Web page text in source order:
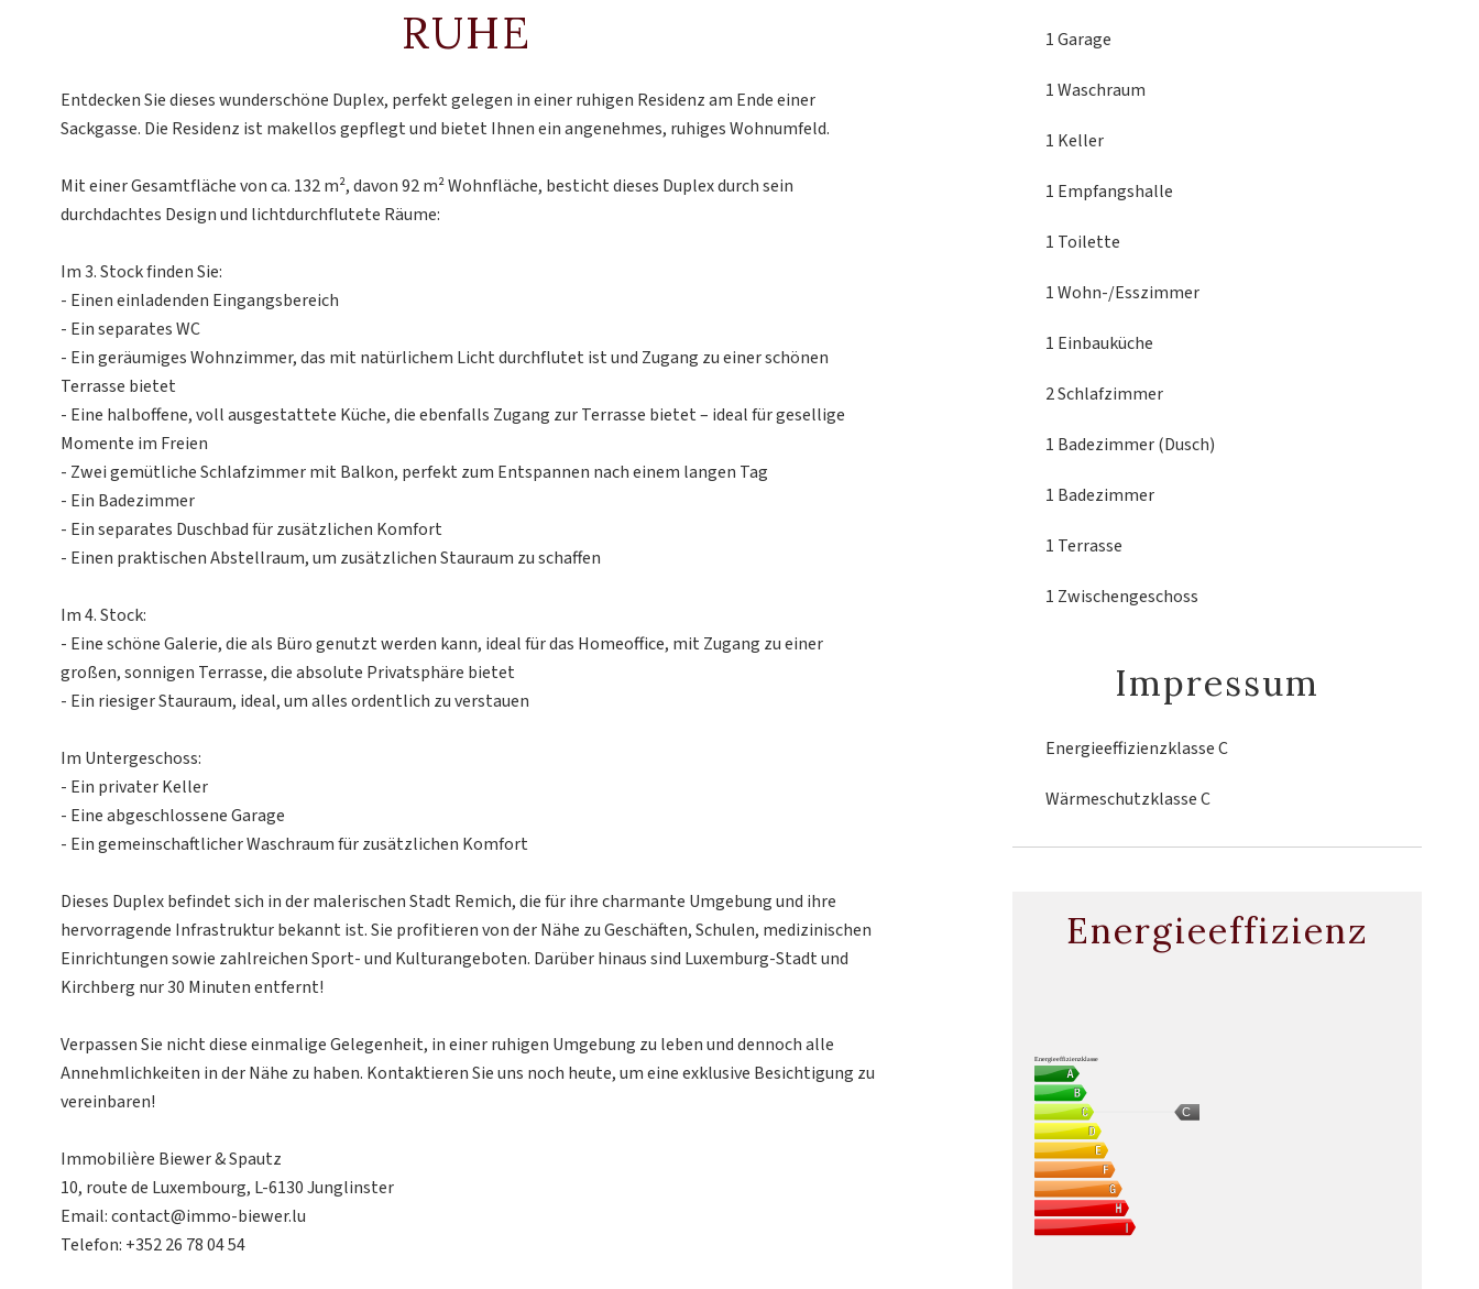
RUHE
Entdecken Sie dieses wunderschöne Duplex, perfekt gelegen in einer ruhigen Residenz am Ende einer
Sackgasse. Die Residenz ist makellos gepflegt und bietet Ihnen ein angenehmes, ruhiges Wohnumfeld.
Mit einer Gesamtfläche von ca. 132 m², davon 92 m² Wohnfläche, besticht dieses Duplex durch sein
durchdachtes Design und lichtdurchflutete Räume:
Im 3. Stock finden Sie:
- Einen einladenden Eingangsbereich
- Ein separates WC
- Ein geräumiges Wohnzimmer, das mit natürlichem Licht durchflutet ist und Zugang zu einer schönen
Terrasse bietet
- Eine halboffene, voll ausgestattete Küche, die ebenfalls Zugang zur Terrasse bietet – ideal für gesellige
Momente im Freien
- Zwei gemütliche Schlafzimmer mit Balkon, perfekt zum Entspannen nach einem langen Tag
- Ein Badezimmer
- Ein separates Duschbad für zusätzlichen Komfort
- Einen praktischen Abstellraum, um zusätzlichen Stauraum zu schaffen
Im 4. Stock:
- Eine schöne Galerie, die als Büro genutzt werden kann, ideal für das Homeoffice, mit Zugang zu einer
großen, sonnigen Terrasse, die absolute Privatsphäre bietet
- Ein riesiger Stauraum, ideal, um alles ordentlich zu verstauen
Im Untergeschoss:
- Ein privater Keller
- Eine abgeschlossene Garage
- Ein gemeinschaftlicher Waschraum für zusätzlichen Komfort
Dieses Duplex befindet sich in der malerischen Stadt Remich, die für ihre charmante Umgebung und ihre
hervorragende Infrastruktur bekannt ist. Sie profitieren von der Nähe zu Geschäften, Schulen, medizinischen
Einrichtungen sowie zahlreichen Sport- und Kulturangeboten. Darüber hinaus sind Luxemburg-Stadt und
Kirchberg nur 30 Minuten entfernt!
Verpassen Sie nicht diese einmalige Gelegenheit, in einer ruhigen Umgebung zu leben und dennoch alle
Annehmlichkeiten in der Nähe zu haben. Kontaktieren Sie uns noch heute, um eine exklusive Besichtigung zu
vereinbaren!
Immobilière Biewer & Spautz
10, route de Luxembourg, L-6130 Junglinster
Email: contact@immo-biewer.lu
Telefon: +352 26 78 04 54
1 Garage
1 Waschraum
1 Keller
1 Empfangshalle
1 Toilette
1 Wohn-/Esszimmer
1 Einbauküche
2 Schlafzimmer
1 Badezimmer (Dusch)
1 Badezimmer
1 Terrasse
1 Zwischengeschoss
Impressum
EnergieeffizienzklasseC
WärmeschutzklasseC
Energieeffizienz
C
Energieeffizienzklasse